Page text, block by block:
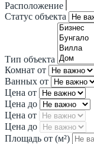
Расположение
Статус объекта
Тип объекта
Комнат от
Ванных от
Цена от
Цена до
Цена от
Цена до
Площадь от (м²)